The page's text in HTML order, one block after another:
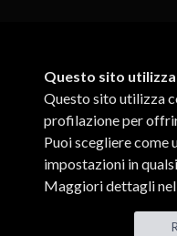
Questo sito
Questo sito utilizza
profilazione per
Puoi scegliere
impostazioni in
Maggiori dettagli